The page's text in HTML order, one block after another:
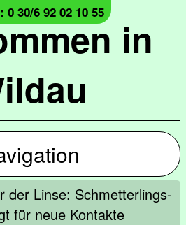
in
30/6 92 02 10 55
der Linse: Schmetterlings-
für neue Kontakte